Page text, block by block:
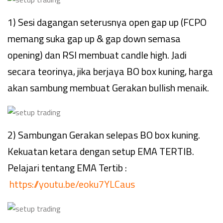
1) Sesi dagangan seterusnya open gap up (FCPO
memang suka gap up & gap down semasa
opening) dan RSI membuat candle high. Jadi
secara teorinya, jika berjaya BO box kuning, harga
akan sambung membuat Gerakan bullish menaik.
2) Sambungan Gerakan selepas BO box kuning.
Kekuatan ketara dengan setup EMA TERTIB.
Pelajari tentang EMA Tertib :
https://youtu.be/eoku7YLCaus